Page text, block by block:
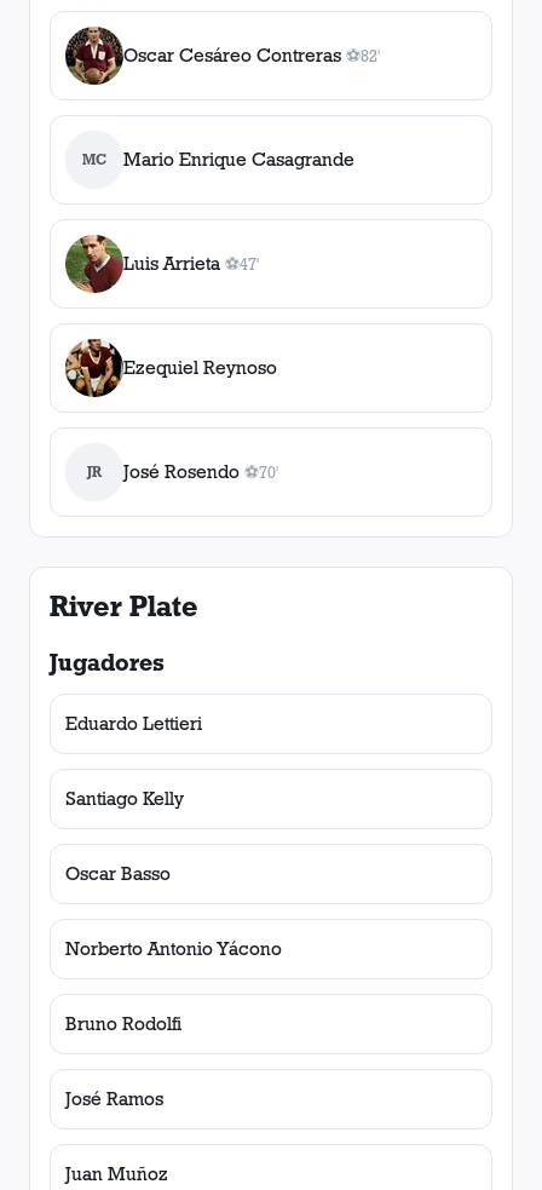
Oscar Cesáreo Contreras ⚽
1gol
82'
MC Mario Enrique Casagrande
Luis Arrieta ⚽
1gol
47'
Ezequiel Reynoso
JR José Rosendo ⚽
1gol
70'
River Plate
Jugadores
Eduardo Lettieri
Santiago Kelly
Oscar Basso
Norberto Antonio Yácono
Bruno Rodolfi
José Ramos
Juan Muñoz